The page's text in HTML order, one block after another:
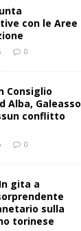
con le Aree
0
Consiglio
Alba, Galeasso
conflitto
0
gita a
sulla
torinese